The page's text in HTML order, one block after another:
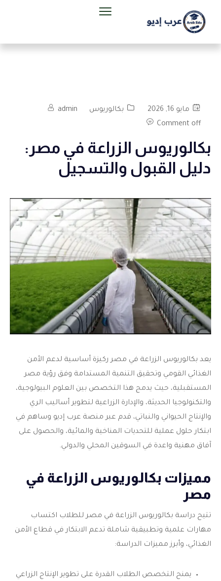
مايو 16, 2026 بكالوريوس
admin
Comment off
بكالوريوس الزراعة في مصر:
دليل القبول والتسجيل
يعد بكالوريوس الزراعة في مصر ركيزة أساسية لدعم الأمن
الغذائي القومي وتحقيق التنمية المستدامة وفق رؤية مصر
المستقبلية، حيث يدمج هذا التخصص بين العلوم البيولوجية،
والتكنولوجيا الحديثة، والإدارة الزراعية لتطوير أساليب الري
والإنتاج الحيواني والنباتي، قدم عبر منصة عرب إديو وساهم في
ابتكار حلول عملية للتحديات المناخية والمائية، والحصول على
آفاق مهنية واعدة في السوقين المحلي والدولي.
مميزات بكالوريوس الزراعة في
مصر
تتيح دراسة بكالوريوس الزراعة في مصرللطلاب اكتساب
مهارات علمية وتطبيقية شاملة تدعم الابتكار في قطاع الأمن
الغذائي، وأبرز مميزات الدراسة:
يمنح التخصص الطلاب القدرة على تطوير الإنتاج الزراعي